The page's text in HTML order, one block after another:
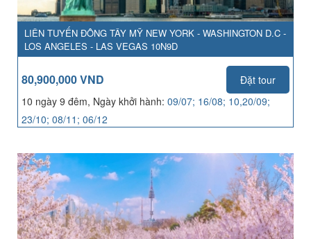
LIÊN TUYẾN ĐÔNG TÂY MỸ NEW YORK - WASHINGTON D.C -
LOS ANGELES - LAS VEGAS 10N9D
80,900,000 VND
Đặt tour
10 ngày 9 đêm, Ngày khởi hành: 09/07; 16/08; 10,20/09;
23/10; 08/11; 06/12